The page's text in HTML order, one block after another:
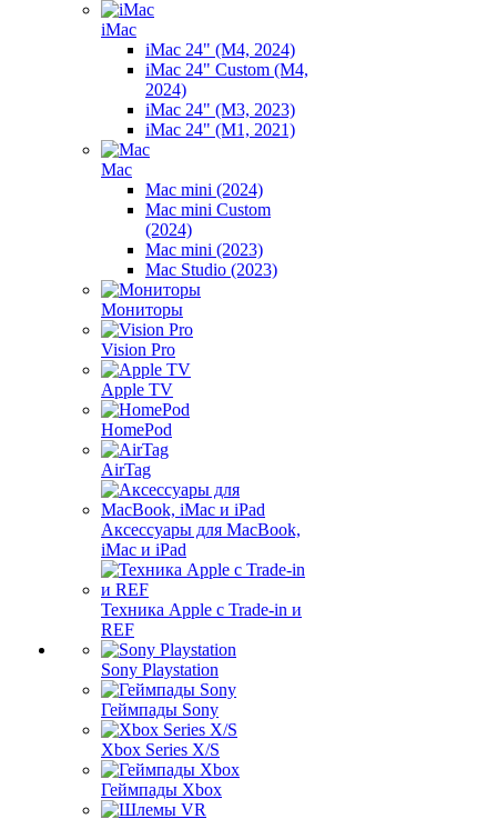
iMac
iMac 24" (M4, 2024)
iMac 24" Custom (M4,
2024)
iMac 24" (M3, 2023)
iMac 24" (M1, 2021)
Mac
Mac mini (2024)
Mac mini Custom
(2024)
Mac mini (2023)
Mac Studio (2023)
Мониторы
Vision Pro
Apple TV
HomePod
AirTag
Аксессуары для MacBook,
iMac и iPad
Техника Apple с Trade-in и
REF
Sony Playstation
Геймпады Sony
Xbox Series X/S
Геймпады Xbox